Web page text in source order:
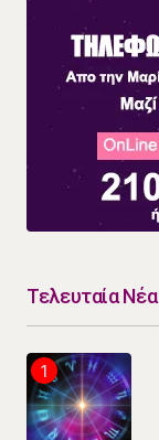
Τελευταία Νέα